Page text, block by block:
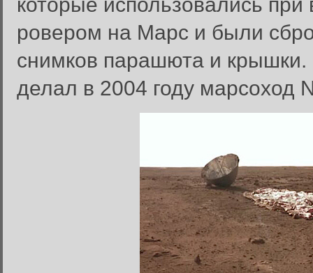
ровером на Марс и были
снимков парашюта и
делал в 2004 году марсоход